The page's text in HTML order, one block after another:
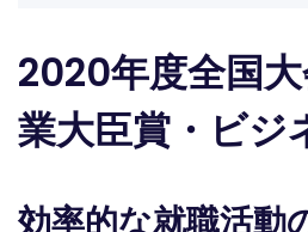
2020年度全国
業大臣賞・ビジ
効率的な就職活動